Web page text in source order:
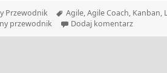
Przewodnik Tagi
Agile,Agile Coach, Kanban,
przewodnik Dodaj komentarzdo